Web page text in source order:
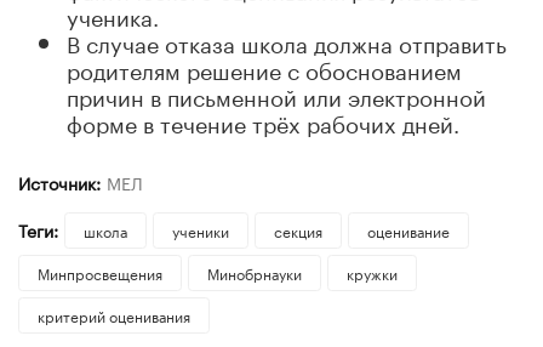
ученика.
В случае отказа школа должна отправить
родителям решение с обоснованием
причин в письменной или электронной
форме в течение трёх рабочих дней.
Источник: МЕЛ
Теги:
школа ученики секция
оценивание
Минпросвещения
Минобрнауки
кружки
критерий оценивания